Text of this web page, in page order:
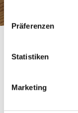
Impressum.
Präferenzen
Statistiken
Marketing
Glänzende